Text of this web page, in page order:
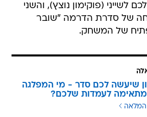
לשייני (פוקימון נוצץ), והשני
של סדרת הדרמה "שובר
של המשחק.
שיעשה לכם סדר - מי המפלגה
לעמדות שלכם?